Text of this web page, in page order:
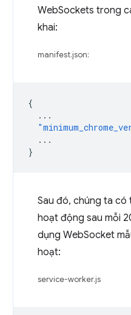
WebSockets trong
khai:
manifest.json:
{
...
...
}
Sau đó, chúng ta
hoạt động sau mỗi
dụng WebSocket
hoạt:
service-worker.js